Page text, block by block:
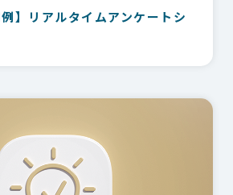
例】リアルタイムアンケートシ